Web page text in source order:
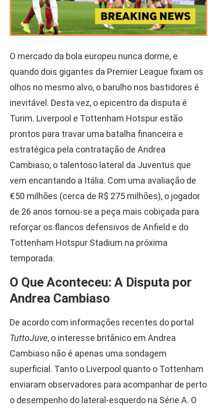
O mercado da bola europeu nunca dorme, e
quando dois gigantes da Premier League fixam os
olhos no mesmo alvo, o barulho nos bastidores é
inevitável. Desta vez, o epicentro da disputa é
Turim. Liverpool e Tottenham Hotspur estão
prontos para travar uma batalha financeira e
estratégica pela contratação de Andrea
Cambiaso, o talentoso lateral da Juventus que
vem encantando a Itália. Com uma avaliação de
€50 milhões (cerca de R$ 275 milhões), o jogador
de 26 anos tornou-se a peça mais cobiçada para
reforçar os flancos defensivos de Anfield e do
Tottenham Hotspur Stadium na próxima
temporada.
O Que Aconteceu: A Disputa por
Andrea Cambiaso
De acordo com informações recentes do portal
TuttoJuve, o interesse britânico em Andrea
Cambiaso não é apenas uma sondagem
superficial. Tanto o Liverpool quanto o Tottenham
enviaram observadores para acompanhar de perto
o desempenho do lateral-esquerdo na Série A. O